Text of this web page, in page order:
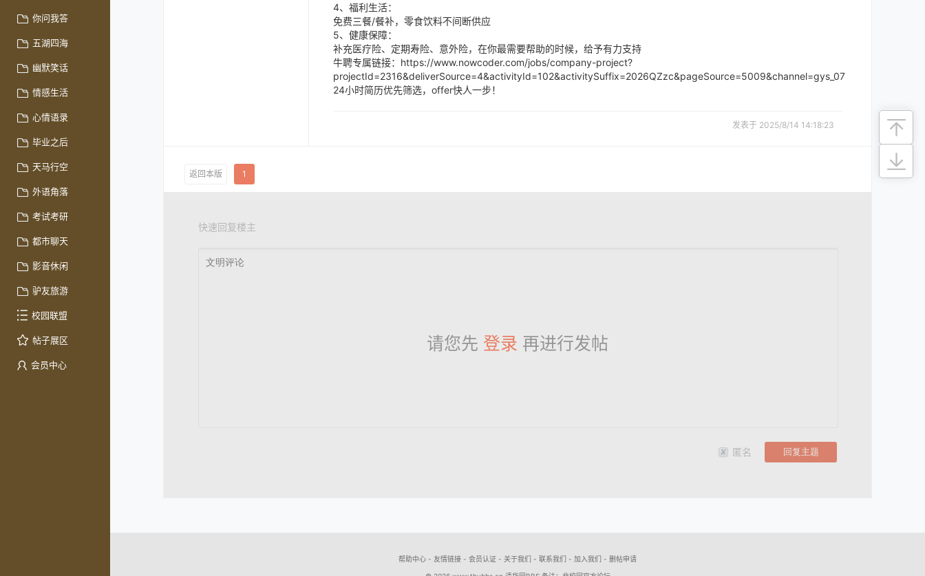
你问我答
五湖四海
幽默笑话
情感生活
心情语录
毕业之后
天马行空
外语角落
考试考研
都市聊天
影音休闲
驴友旅游
校园联盟
帖子展区
会员中心
4、福利生活：
免费三餐/餐补，零食饮料不间断供应
5、健康保障：
补充医疗险、定期寿险、意外险，在你最需要帮助的时候，给予有力支持
牛聘专属链接：https://www.nowcoder.com/jobs/company-project?
projectId=2316&deliverSource=4&activityId=102&activitySuffix=2026QZzc&pageSource=5009&channel=gys_07
24小时简历优先筛选，offer快人一步！
发表于 2025/8/14 14:18:23
返回本版 1
请您先 登录 再进行发帖
快速回复楼主
匿名
帮助中心 - 友情链接 - 会员认证 - 关于我们 - 联系我们 - 加入我们 - 删帖申请